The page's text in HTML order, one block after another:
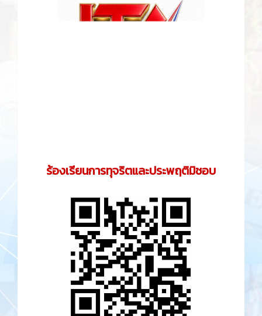
ร้องเรียนการทุจริตและประพฤติมิชอบ